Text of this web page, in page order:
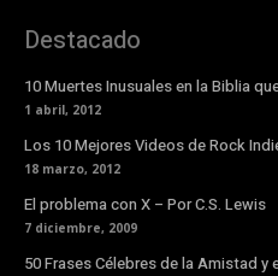
Destacado
10 Muertes Inusuales en la Biblia
1 abril, 2012
Los 10 Mejores Videos de Rock
18 marzo, 2012
El problema con X – Por C.S. Lewis
7 diciembre, 2009
50 Frases Célebres de la Amistad y